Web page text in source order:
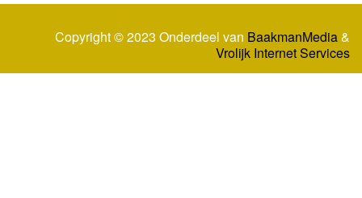
Copyright © 2023 Onderdeel van BaakmanMedia&
Vrolijk Internet Services